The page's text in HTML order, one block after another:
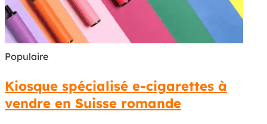
Populaire
Kiosque spécialisé e-cigarettes à
vendre en Suisse romande